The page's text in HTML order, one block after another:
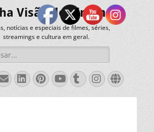
Visão do Cinema
notícias e especiais de filmes, séries,
streamings e cultura em geral.
LinkedIn
Pinterest
YouTube
Tumblr